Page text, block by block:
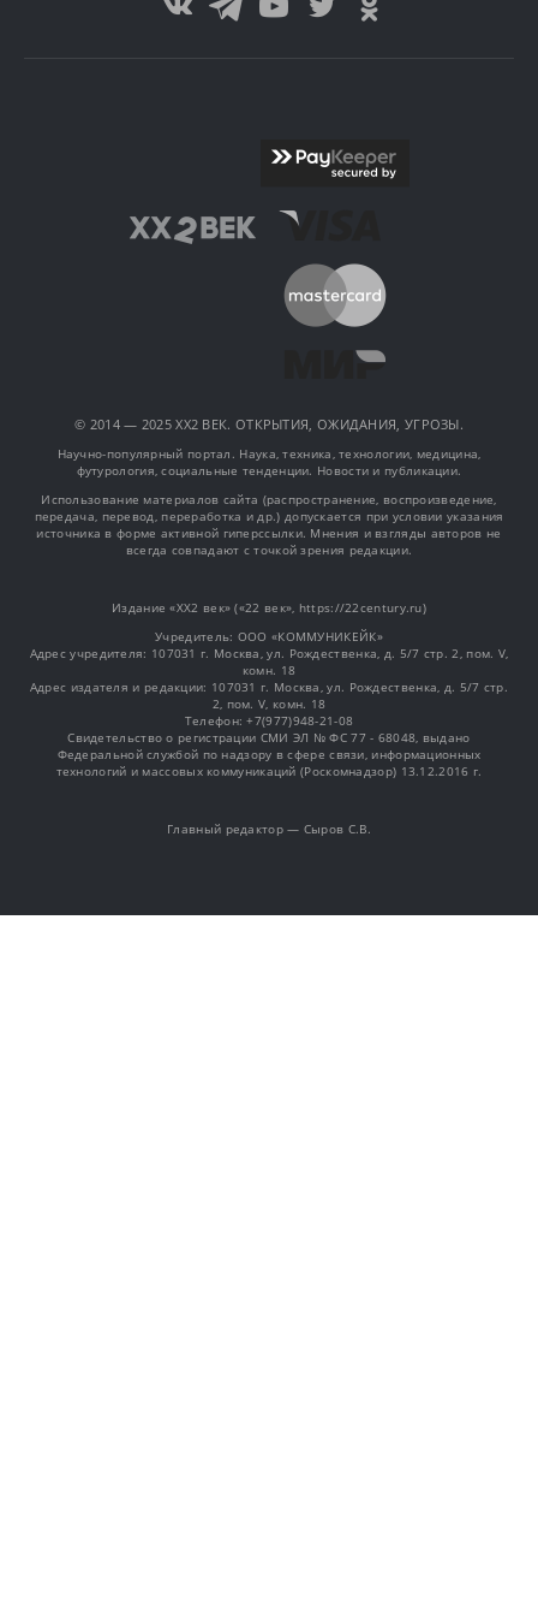
© 2014 — 2025 XX2 ВЕК. ОТКРЫТИЯ, ОЖИДАНИЯ, УГРОЗЫ.
Научно-популярный портал. Наука, техника, технологии, медицина,
футурология, социальные тенденции. Новости и публикации.
Использование материалов сайта (распространение, воспроизведение,
передача, перевод, переработка и др.) допускается при условии указания
источника в форме активной гиперссылки. Мнения и взгляды авторов не
всегда совпадают с точкой зрения редакции.
Издание «XX2 век» («22 век», https://22century.ru)
Учредитель: OOO «КОММУНИКЕЙК»
Адрес учредителя: 107031 г. Москва, ул. Рождественка, д. 5/7 стр. 2, пом. V,
комн. 18
Адрес издателя и редакции: 107031 г. Москва, ул. Рождественка, д. 5/7 стр.
2, пом. V, комн. 18
Телефон: +7(977)948-21-08
Свидетельство о регистрации СМИ ЭЛ № ФС 77 - 68048, выдано
Федеральной службой по надзору в сфере связи, информационных
технологий и массовых коммуникаций (Роскомнадзор) 13.12.2016 г.
Главный редактор — Сыров С.В.